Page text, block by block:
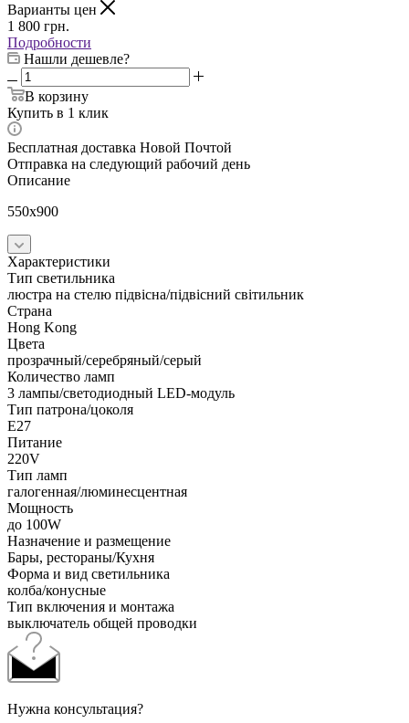
Варианты цен
1 800 грн.
Подробности
Нашли дешевле?
В корзину
Купить в 1 клик
Бесплатная доставка Новой Почтой
Отправка на следующий рабочий день
Описание
550x900
Характеристики
Тип светильника
люстра на стелю підвісна/підвісний світильник
Страна
Hong Kong
Цвета
прозрачный/серебряный/серый
Количество ламп
3 лампы/светодиодный LED-модуль
Тип патрона/цоколя
E27
Питание
220V
Тип ламп
галогенная/люминесцентная
Мощность
до 100W
Назначение и размещение
Бары, рестораны/Кухня
Форма и вид светильника
колба/конусные
Тип включения и монтажа
выключатель общей проводки
Нужна консультация?